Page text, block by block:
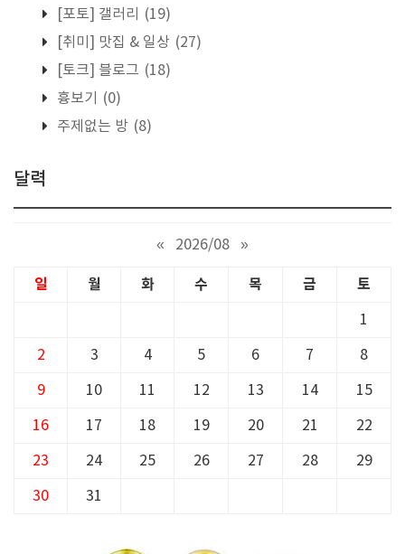
[포토] 갤러리
(19)
[취미] 맛집 & 일상 (27)
[토크] 블로그 (18)
흉보기
(0)
주제없는 방 (8)
달력
« 2026/08 »
일 월 화 수 목 금 토
1
2 3 4 5 6 7 8
9 10 11 12 13 14 15
16 17 18 19 20 21 22
23 24 25 26 27 28 29
30 31